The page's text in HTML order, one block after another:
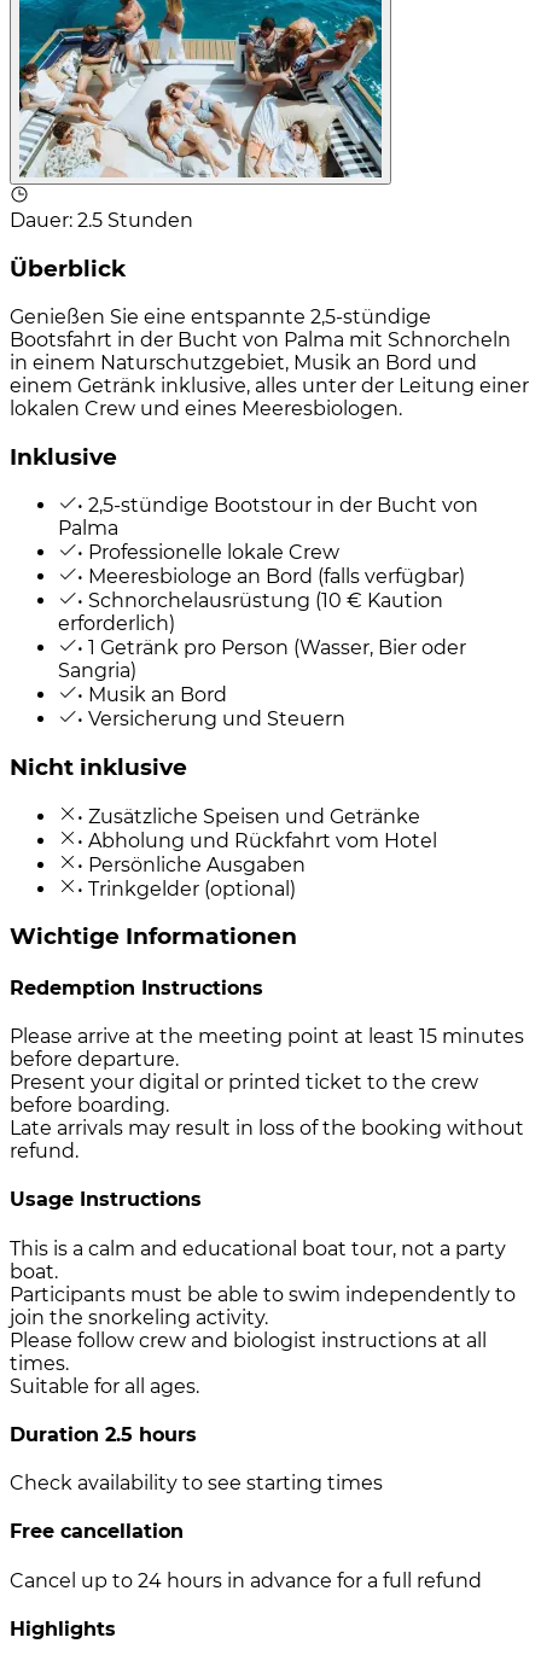
Dauer: 2.5 Stunden
Überblick
Genießen Sie eine entspannte 2,5-stündige
Bootsfahrt in der Bucht von Palma mit Schnorcheln
in einem Naturschutzgebiet, Musik an Bord und
einem Getränk inklusive, alles unter der Leitung einer
lokalen Crew und eines Meeresbiologen.
Inklusive
• 2,5-stündige Bootstour in der Bucht von
Palma
• Professionelle lokale Crew
• Meeresbiologe an Bord (falls verfügbar)
• Schnorchelausrüstung (10 € Kaution
erforderlich)
• 1 Getränk pro Person (Wasser, Bier oder
Sangria)
• Musik an Bord
• Versicherung und Steuern
Nicht inklusive
• Zusätzliche Speisen und Getränke
• Abholung und Rückfahrt vom Hotel
• Persönliche Ausgaben
• Trinkgelder (optional)
Wichtige Informationen
Redemption Instructions
Please arrive at the meeting point at least 15 minutes
before departure.
Present your digital or printed ticket to the crew
before boarding.
Late arrivals may result in loss of the booking without
refund.
Usage Instructions
This is a calm and educational boat tour, not a party
boat.
Participants must be able to swim independently to
join the snorkeling activity.
Please follow crew and biologist instructions at all
times.
Suitable for all ages.
Duration 2.5 hours
Check availability to see starting times
Free cancellation
Cancel up to 24 hours in advance for a full refund
Highlights